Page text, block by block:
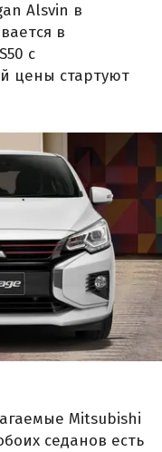
Alsvin в
в
с
цены стартуют
Mitsubishi
седанов есть